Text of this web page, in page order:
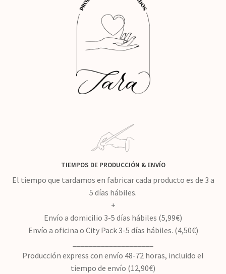
TIEMPOS DE PRODUCCIÓN & ENVÍO
El tiempo que tardamos en fabricar cada producto es de 3 a
5 días hábiles.
+
Envío a domicilio 3-5 días hábiles (5,99€)
Envío a oficina o City Pack 3-5 días hábiles. (4,50€)
Producción express con envío 48-72 horas, incluido el
tiempo de envío (12,90€)